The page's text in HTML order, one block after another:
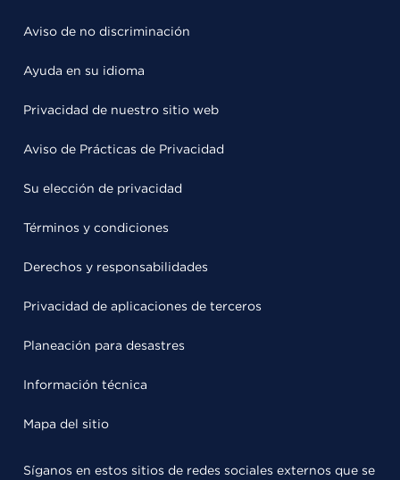
Aviso de no discriminación
Ayuda en su idioma
Privacidad de nuestro sitio web
Aviso de Prácticas de Privacidad
Su elección de privacidad
Términos y condiciones
Derechos y responsabilidades
Privacidad de aplicaciones de terceros
Planeación para desastres
Información técnica
Mapa del sitio
Síganos en estos sitios de redes sociales externos que se